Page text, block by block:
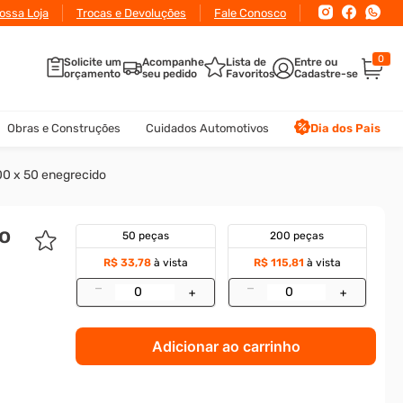
Loja Trocas e Devoluções Fale Conosco
Solicite um
orçamento
Acompanhe
seu pedido
Lista de
Favoritos
0
Obras e Construções Cuidados Automotivos Dia dos Pais
x 50 enegrecido
50 peças
R$ 33,78à vista
– +
200 peças
R$ 115,81 à vista
– +
Adicionar ao carrinho